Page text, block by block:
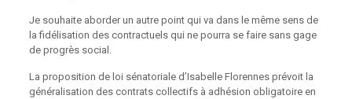
Je souhaite aborder un autre point qui va dans le même sens de
la fidélisation des contractuels qui ne pourra se faire sans gage
de progrès social.
La proposition de loi sénatoriale d’Isabelle Florennes prévoit la
généralisation des contrats collectifs à adhésion obligatoire en